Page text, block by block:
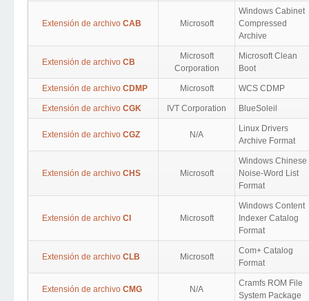
Extensión de archivo CAB Microsoft
Windows Cabinet
Compressed
Archive
Extensión de archivo CB
Microsoft
Corporation
Microsoft Clean
Boot
Extensión de archivo CDMP Microsoft WCS CDMP
Extensión de archivo CGK IVT Corporation BlueSoleil
Extensión de archivo CGZ N/A
Linux Drivers
Archive Format
Extensión de archivo CHS Microsoft
Windows Chinese
Noise-Word List
Format
Extensión de archivo CI Microsoft
Windows Content
Indexer Catalog
Format
Extensión de archivo CLB Microsoft
Com+ Catalog
Format
Extensión de archivo CMG N/A
Cramfs ROM File
System Package